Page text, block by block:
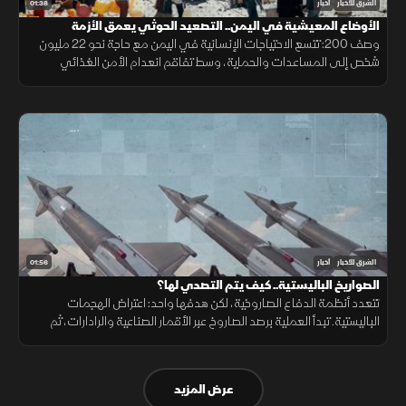
01:38 الشرق للأخبار أخبار
الأوضاع المعيشية في اليمن.. التصعيد الحوثي يعمق الأزمة
وصف 200: تتسع الاحتياجات الإنسانية في اليمن مع حاجة نحو 22 مليون
شخص إلى المساعدات والحماية، وسط تفاقم انعدام الأمن الغذائي
01:56 الشرق للأخبار أخبار
الصواريخ الباليستية.. كيف يتم التصدي لها؟
تتعدد أنظمة الدفاع الصاروخية، لكن هدفها واحد: اعتراض الهجمات
الباليستية. تبدأ العملية برصد الصاروخ عبر الأقمار الصناعية والرادارات، ثم
عرض المزيد